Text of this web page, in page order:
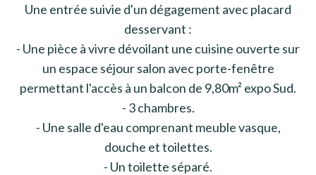
Une entrée suivie d'un dégagement avec placard
desservant :
- Une pièce à vivre dévoilant une cuisine ouverte sur
un espace séjour salon avec porte-fenêtre
permettant l'accès à un balcon de 9,80m² expo Sud.
- 3 chambres.
- Une salle d'eau comprenant meuble vasque,
douche et toilettes.
- Un toilette séparé.